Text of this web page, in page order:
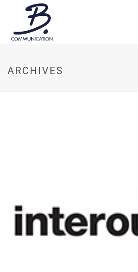
ARCHIVES